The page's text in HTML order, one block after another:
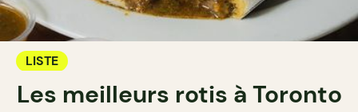
LISTE
Les meilleurs rotis à Toronto